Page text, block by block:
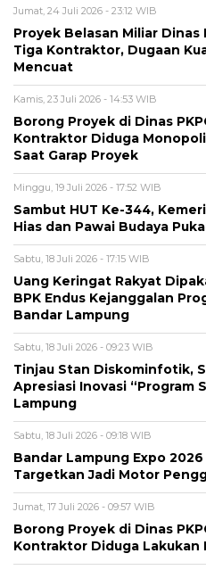
Jumat, 24 Juli 2026 - 23:12 WIB
Proyek Belasan Miliar Dinas
Tiga Kontraktor, Dugaan
Mencuat
Kamis, 23 Juli 2026 - 14:53 WIB
Borong Proyek di Dinas
Kontraktor Diduga
Saat Garap Proyek
Minggu, 19 Juli 2026 - 17:52 WIB
Sambut HUT Ke-344,
Hias dan Pawai Budaya
Sabtu, 18 Juli 2026 - 17:15 WIB
Uang Keringat Rakyat
BPK Endus Kejanggalan
Bandar Lampung
Sabtu, 18 Juli 2026 - 09:23 WIB
Tinjau Stan Diskominfotik,
Apresiasi Inovasi “Program
Lampung
Sabtu, 18 Juli 2026 - 09:18 WIB
Bandar Lampung Expo
Targetkan Jadi Motor
Jumat, 17 Juli 2026 - 09:57 WIB
Borong Proyek di Dinas
Kontraktor Diduga Lakukan